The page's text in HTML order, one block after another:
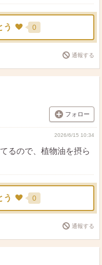
う 0
通報する
フォロー
2026/6/15 10:34
るので、植物油を摂ら
う 0
通報する